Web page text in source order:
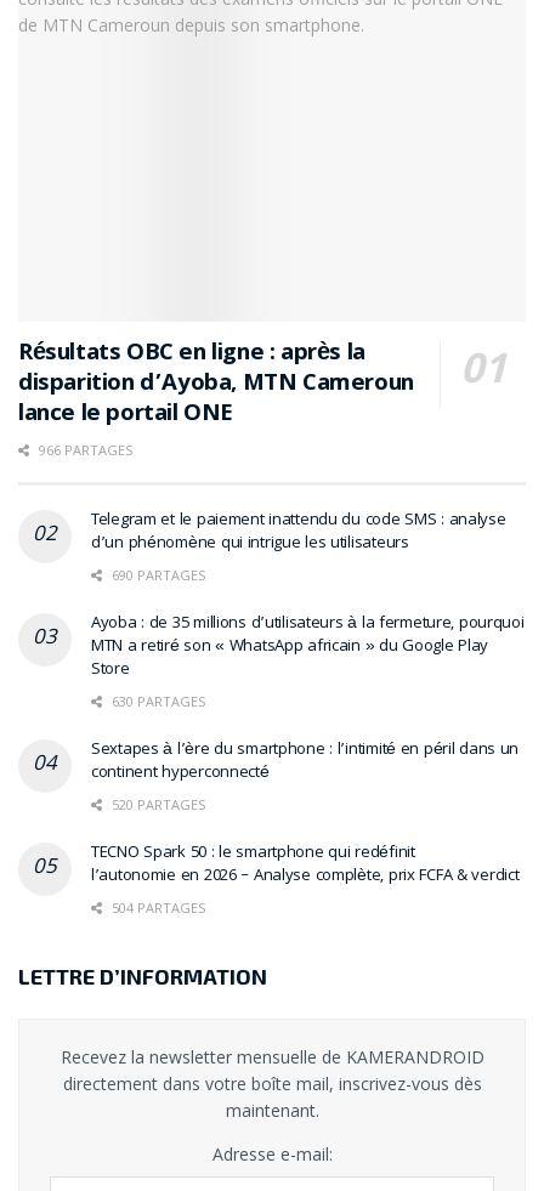
Résultats OBC en ligne : après la
disparition d’Ayoba, MTN Cameroun
lance le portail ONE
966 PARTAGES
Telegram et le paiement inattendu du code SMS : analyse
d’un phénomène qui intrigue les utilisateurs
690 PARTAGES
Ayoba : de 35 millions d’utilisateurs à la fermeture, pourquoi
MTN a retiré son « WhatsApp africain » du Google Play
Store
630 PARTAGES
Sextapes à l’ère du smartphone : l’intimité en péril dans un
continent hyperconnecté
520 PARTAGES
TECNO Spark 50 : le smartphone qui redéfinit
l’autonomie en 2026 – Analyse complète, prix FCFA & verdict
504 PARTAGES
LETTRE D’INFORMATION
Recevez la newsletter mensuelle de KAMERANDROID
directement dans votre boîte mail, inscrivez-vous dès
maintenant.
Adresse e-mail: